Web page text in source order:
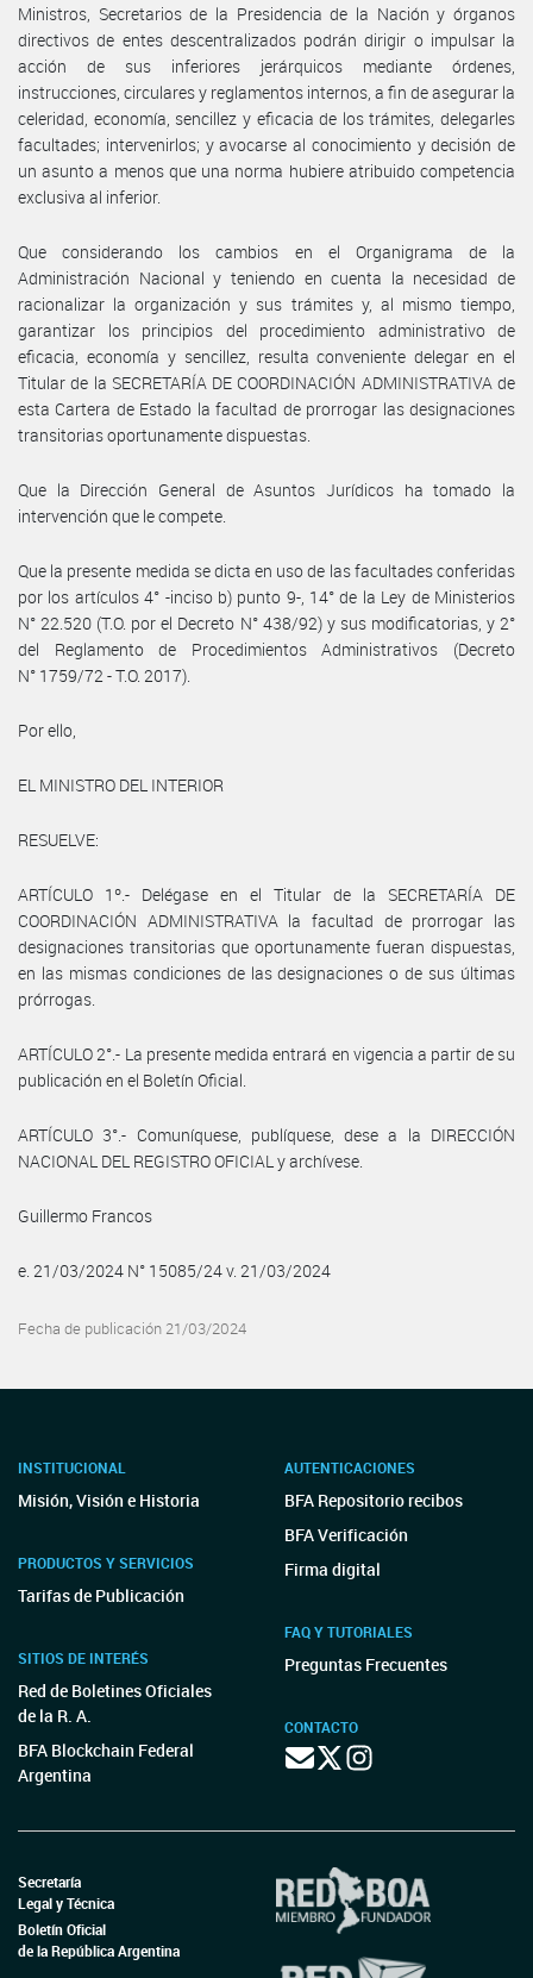
Ministros, Secretarios de la Presidencia de la Nación y órganos
directivos de entes descentralizados podrán dirigir o impulsar la
acción de sus inferiores jerárquicos mediante órdenes,
instrucciones, circulares y reglamentos internos, a fin de asegurar la
celeridad, economía, sencillez y eficacia de los trámites, delegarles
facultades; intervenirlos; y avocarse al conocimiento y decisión de
un asunto a menos que una norma hubiere atribuido competencia
exclusiva al inferior.
Que considerando los cambios en el Organigrama de la
Administración Nacional y teniendo en cuenta la necesidad de
racionalizar la organización y sus trámites y, al mismo tiempo,
garantizar los principios del procedimiento administrativo de
eficacia, economía y sencillez, resulta conveniente delegar en el
Titular de la SECRETARÍA DE COORDINACIÓN ADMINISTRATIVA de
esta Cartera de Estado la facultad de prorrogar las designaciones
transitorias oportunamente dispuestas.
Que la Dirección General de Asuntos Jurídicos ha tomado la
intervención que le compete.
Que la presente medida se dicta en uso de las facultades conferidas
por los artículos 4° -inciso b) punto 9-, 14° de la Ley de Ministerios
N° 22.520 (T.O. por el Decreto N° 438/92) y sus modificatorias, y 2°
del Reglamento de Procedimientos Administrativos (Decreto
N° 1759/72 - T.O. 2017).
Por ello,
EL MINISTRO DEL INTERIOR
RESUELVE:
ARTÍCULO 1º.- Delégase en el Titular de la SECRETARÍA DE
COORDINACIÓN ADMINISTRATIVA la facultad de prorrogar las
designaciones transitorias que oportunamente fueran dispuestas,
en las mismas condiciones de las designaciones o de sus últimas
prórrogas.
ARTÍCULO 2°.- La presente medida entrará en vigencia a partir de su
publicación en el Boletín Oficial.
ARTÍCULO 3°.- Comuníquese, publíquese, dese a la DIRECCIÓN
NACIONAL DEL REGISTRO OFICIAL y archívese.
Guillermo Francos
e. 21/03/2024 N° 15085/24 v. 21/03/2024
Fecha de publicación 21/03/2024
INSTITUCIONAL
Misión, Visión e Historia
PRODUCTOS Y SERVICIOS
Tarifas de Publicación
SITIOS DE INTERÉS
Red de Boletines Oficiales
de la R. A.
BFA Blockchain Federal
Argentina
AUTENTICACIONES
BFA Repositorio recibos
BFA Verificación
Firma digital
FAQ Y TUTORIALES
Preguntas Frecuentes
CONTACTO
Secretaría
Legal y Técnica
Boletín Oficial
de la República Argentina